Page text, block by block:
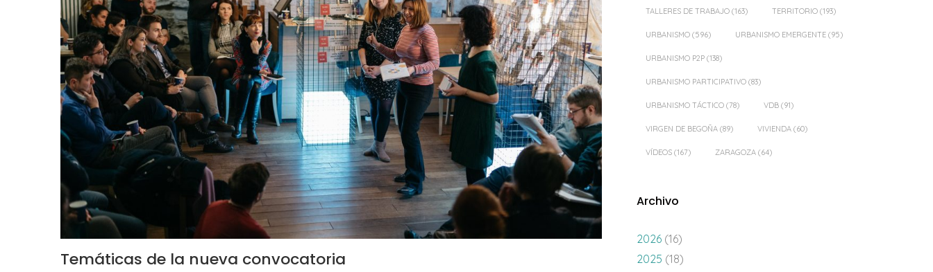
Temáticas de la nueva convocatoria
TALLERES DE TRABAJO (163) TERRITORIO (193)
URBANISMO (596) URBANISMO EMERGENTE (95)
URBANISMO P2P (138)
URBANISMO PARTICIPATIVO (83)
URBANISMO TÁCTICO (78) VDB (91)
VIRGEN DE BEGOÑA (89) VIVIENDA (60)
VÍDEOS (167) ZARAGOZA (64)
Archivo
2026 (16)
2025 (18)